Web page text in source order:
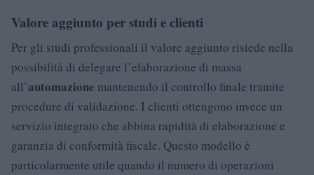
Valore aggiunto per studi e clienti
Per gli studi professionali il valore aggiunto risiede nella
possibilità di delegare l’elaborazione di massa
all’automazione mantenendo il controllo finale tramite
procedure di validazione. I clienti ottengono invece un
servizio integrato che abbina rapidità di elaborazione e
garanzia di conformità fiscale. Questo modello è
particolarmente utile quando il numero di operazioni